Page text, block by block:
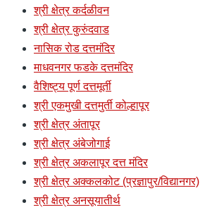
श्री क्षेत्र कर्दळीवन
श्री क्षेत्र कुरुंदवाड
नासिक रोड दत्तमंदिर
माधवनगर फडके दत्तमंदिर
वैशिष्ट्य पूर्ण दत्तमूर्ती
श्री एकमुखी दत्तमुर्ती कोल्हापूर
श्री क्षेत्र अंतापूर
श्री क्षेत्र अंबेजोगाई
श्री क्षेत्र अकलापूर दत्त मंदिर
श्री क्षेत्र अक्कलकोट (प्रज्ञापुर/विद्यानगर)
श्री क्षेत्र अनसूयातीर्थ